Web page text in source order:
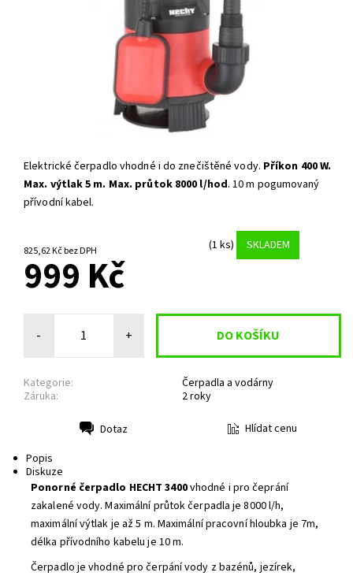
Elektrické čerpadlo vhodné i do znečištěné vody. Příkon 400 W.
Max. výtlak 5 m. Max. průtok 8000 l/hod. 10 m pogumovaný
přívodní kabel.
825,62 Kč bez DPH (1 ks) SKLADEM
999 Kč
- +
Kategorie:
Čerpadla a vodárny
Záruka:
2 roky
Dotaz
Hlídat cenu
Popis
Diskuze
Ponorné čerpadlo HECHT 3400vhodné i pro čeprání
zakalené vody. Maximální průtok čerpadla je 8000 l/h,
maximální výtlak je až 5 m. Maximální pracovní hloubka je 7m,
délka přívodního kabelu je 10 m.
Čerpadlo je vhodné pro čerpání vody z bazénů, jezírek,